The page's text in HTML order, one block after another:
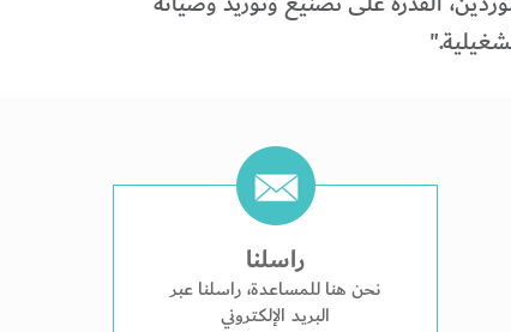
راسلنا
نحن هنا للمساعدة، راسلنا عبر
البريد الإلكتروني